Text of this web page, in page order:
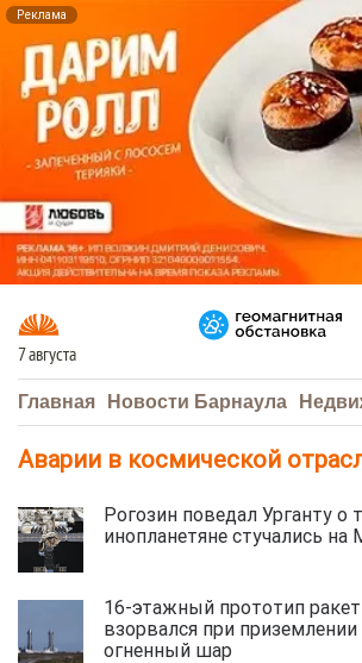
Реклама
7 августа
Главная Новости Барнаула
Аварии в космической
Рогозин поведал Урганту о
инопланетяне стучались
16-этажный прототип
взорвался при
огненный шар